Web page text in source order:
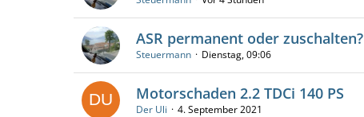
ASR permanent oder zuschalten?
Steuermann Dienstag, 09:06
Motorschaden 2.2 TDCi 140 PS
Der Uli 4. September 2021